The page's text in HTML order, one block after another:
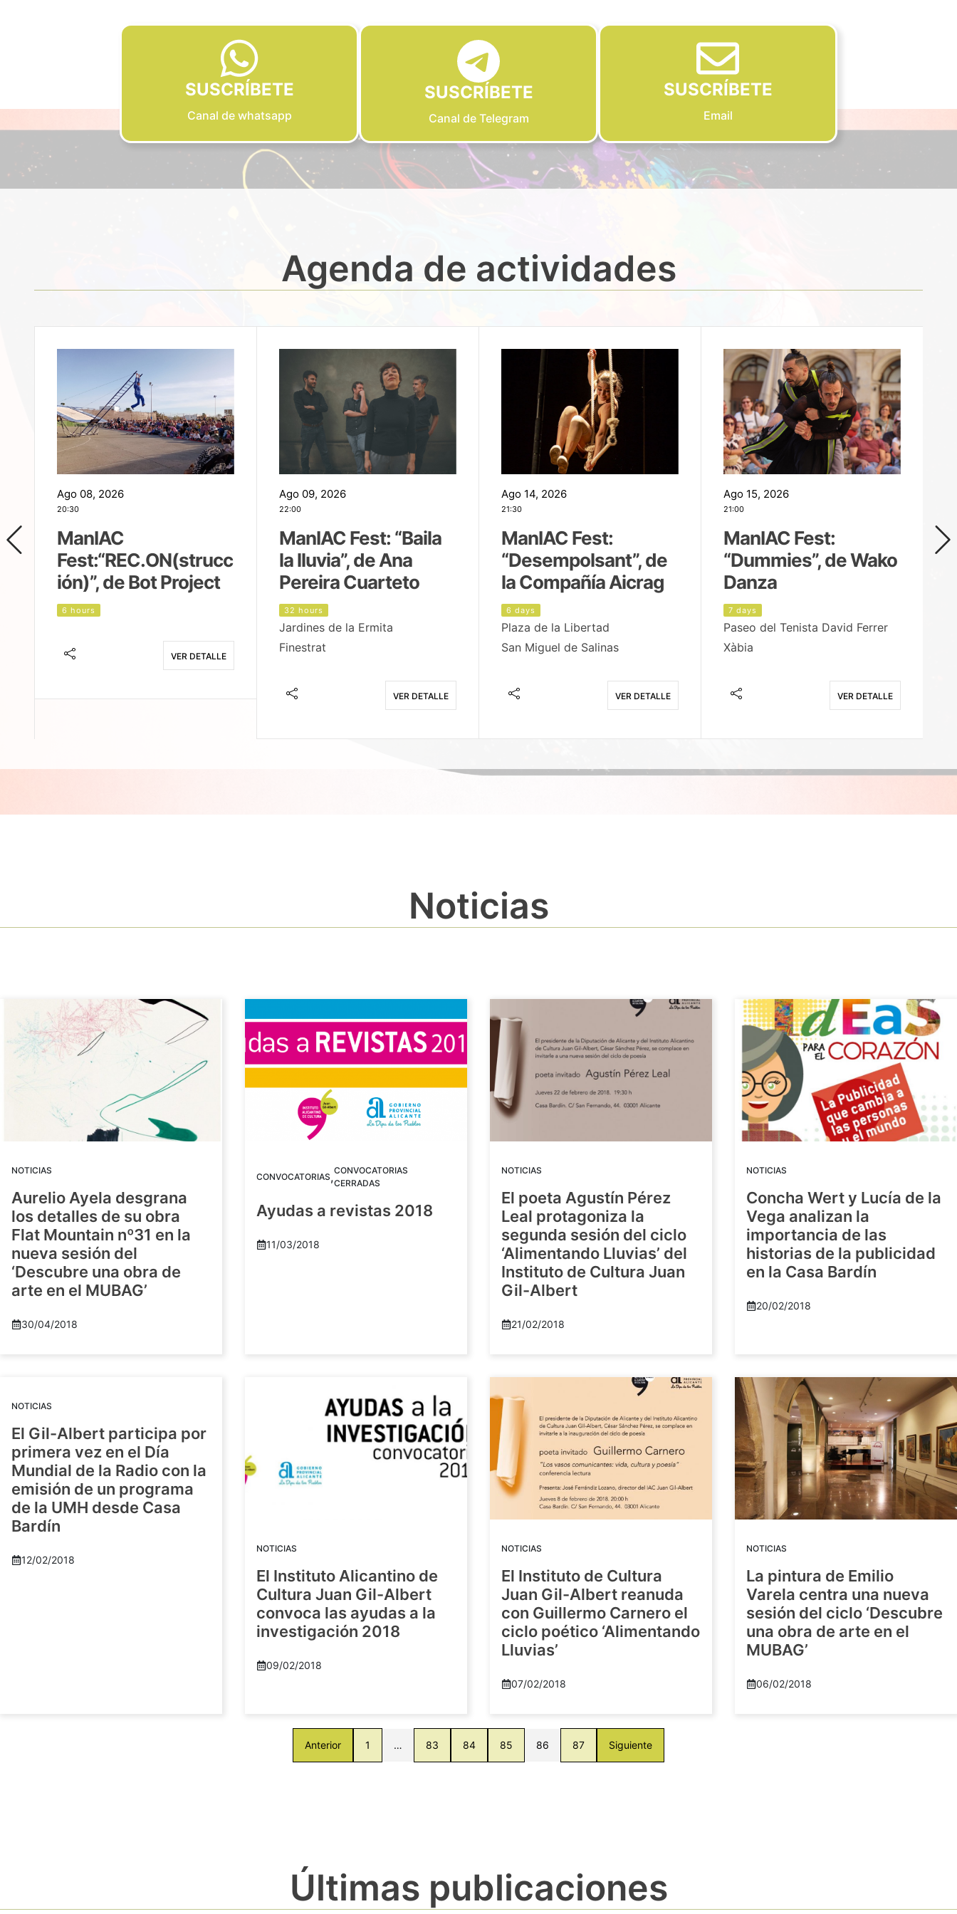
SUSCRÍBETE
Canal de whatsapp
SUSCRÍBETE
Canal de Telegram
SUSCRÍBETE
Email
Agenda de actividades
Ago 08, 2026
20:30
ManIAC
Fest:“REC.ON(strucc
ión)”, de Bot Project
6 hours
VER DETALLE
Ago 09, 2026
22:00
ManIAC Fest: “Baila
la lluvia”, de Ana
Pereira Cuarteto
32 hours
Jardines de la Ermita
Finestrat
VER DETALLE
Ago 14, 2026
21:30
ManIAC Fest:
“Desempolsant”, de
la Compañía Aicrag
6 days
Plaza de la Libertad
San Miguel de Salinas
VER DETALLE
Ago 15, 2026
21:00
ManIAC Fest:
“Dummies”, de Wako
Danza
7 days
Paseo del Tenista David Ferrer
Xàbia
VER DETALLE
Noticias
NOTICIAS
Aurelio Ayela desgrana
los detalles de su obra
Flat Mountain nº31 en la
nueva sesión del
‘Descubre una obra de
arte en el MUBAG’
30/04/2018
CONVOCATORIAS,CONVOCATORIAS
CERRADAS
Ayudas a revistas 2018
11/03/2018
NOTICIAS
El poeta Agustín Pérez
Leal protagoniza la
segunda sesión del ciclo
‘Alimentando Lluvias’ del
Instituto de Cultura Juan
Gil-Albert
21/02/2018
NOTICIAS
Concha Wert y Lucía de la
Vega analizan la
importancia de las
historias de la publicidad
en la Casa Bardín
20/02/2018
NOTICIAS
El Gil-Albert participa por
primera vez en el Día
Mundial de la Radio con la
emisión de un programa
de la UMH desde Casa
Bardín
12/02/2018
NOTICIAS
El Instituto Alicantino de
Cultura Juan Gil-Albert
convoca las ayudas a la
investigación 2018
09/02/2018
NOTICIAS
El Instituto de Cultura
Juan Gil-Albert reanuda
con Guillermo Carnero el
ciclo poético ‘Alimentando
Lluvias’
07/02/2018
NOTICIAS
La pintura de Emilio
Varela centra una nueva
sesión del ciclo ‘Descubre
una obra de arte en el
MUBAG’
06/02/2018
Anterior 1 … 83 84 85 86 87 Siguiente
Últimas publicaciones